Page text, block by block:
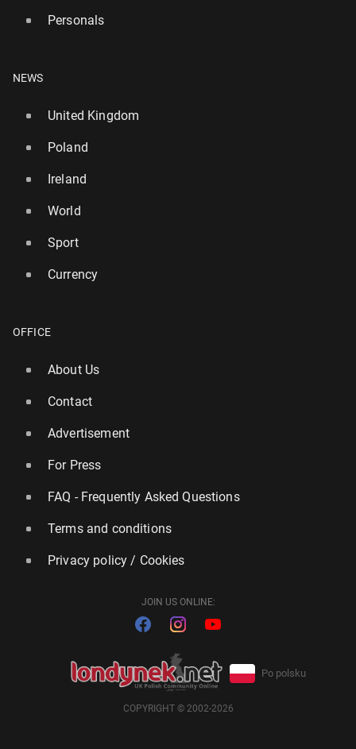
Personals
NEWS
United Kingdom
Poland
Ireland
World
Sport
Currency
OFFICE
About Us
Contact
Advertisement
For Press
FAQ - Frequently Asked Questions
Terms and conditions
Privacy policy / Cookies
JOIN US ONLINE:
Po polsku
COPYRIGHT © 2002-2026